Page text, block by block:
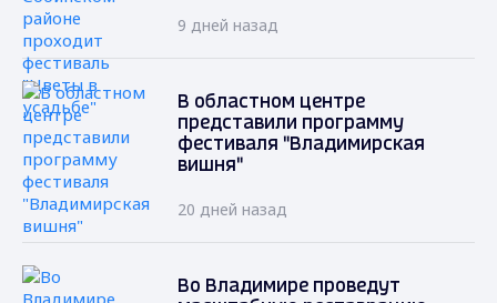
9 дней назад
В областном центре
представили программу
фестиваля "Владимирская
вишня"
20 дней назад
Во Владимире проведут